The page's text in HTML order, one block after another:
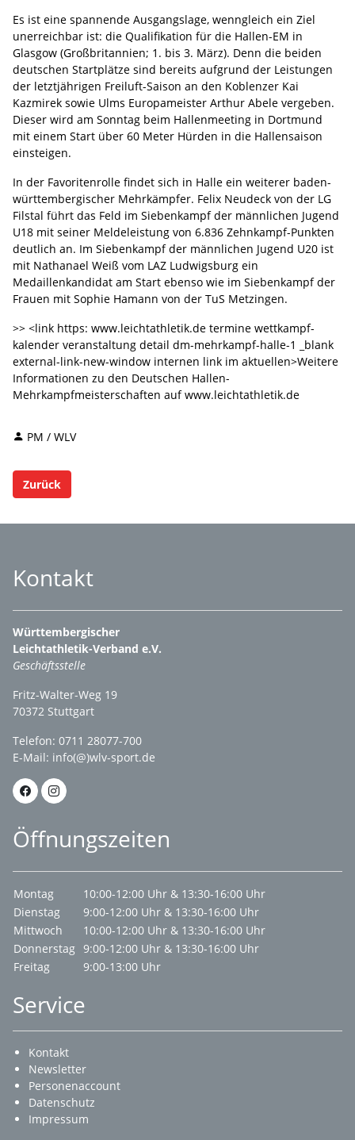
Es ist eine spannende Ausgangslage, wenngleich ein Ziel
unerreichbar ist: die Qualifikation für die Hallen-EM in
Glasgow (Großbritannien; 1. bis 3. März). Denn die beiden
deutschen Startplätze sind bereits aufgrund der Leistungen
der letztjährigen Freiluft-Saison an den Koblenzer Kai
Kazmirek sowie Ulms Europameister Arthur Abele vergeben.
Dieser wird am Sonntag beim Hallenmeeting in Dortmund
mit einem Start über 60 Meter Hürden in die Hallensaison
einsteigen.
In der Favoritenrolle findet sich in Halle ein weiterer baden-
württembergischer Mehrkämpfer. Felix Neudeck von der LG
Filstal führt das Feld im Siebenkampf der männlichen Jugend
U18 mit seiner Meldeleistung von 6.836 Zehnkampf-Punkten
deutlich an. Im Siebenkampf der männlichen Jugend U20 ist
mit Nathanael Weiß vom LAZ Ludwigsburg ein
Medaillenkandidat am Start ebenso wie im Siebenkampf der
Frauen mit Sophie Hamann von der TuS Metzingen.
>> <link https: www.leichtathletik.de termine wettkampf-
kalender veranstaltung detail dm-mehrkampf-halle-1 _blank
external-link-new-window internen link im aktuellen>Weitere
Informationen zu den Deutschen Hallen-
Mehrkampfmeisterschaften auf www.leichtathletik.de
PM / WLV
Zurück
Kontakt
Württembergischer
Leichtathletik-Verband e.V.
Geschäftsstelle
Fritz-Walter-Weg 19
70372 Stuttgart
Telefon: 0711 28077-700
E-Mail: info(@)wlv-sport.de
Öffnungszeiten
Montag
10:00-12:00 Uhr & 13:30-16:00 Uhr
Dienstag
9:00-12:00 Uhr & 13:30-16:00 Uhr
Mittwoch
10:00-12:00 Uhr & 13:30-16:00 Uhr
Donnerstag 9:00-12:00 Uhr & 13:30-16:00 Uhr
Freitag
9:00-13:00 Uhr
Service
Kontakt
Newsletter
Personenaccount
Datenschutz
Impressum